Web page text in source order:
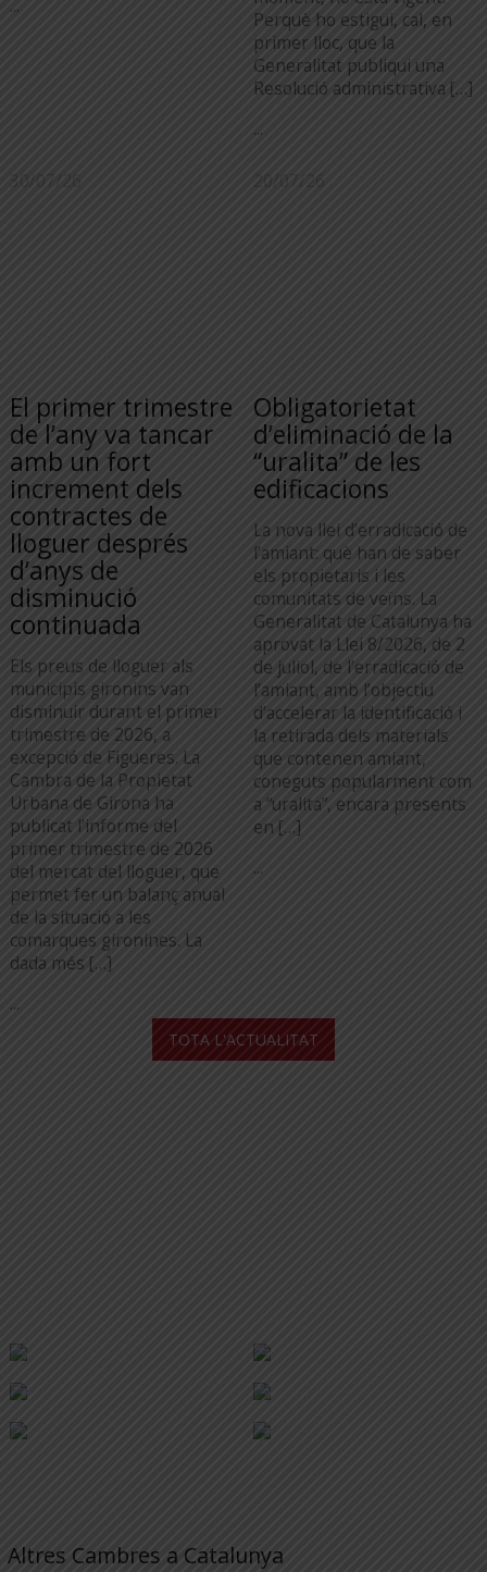
...
Perquè ho estigui, cal, en
primer lloc, que la
Generalitat publiqui una
Resolució administrativa […]
...
30/07/26
El primer trimestre
de l’any va tancar
amb un fort
increment dels
contractes de
lloguer després
d’anys de
disminució
continuada
Els preus de lloguer als
municipis gironins van
disminuir durant el primer
trimestre de 2026, a
excepció de Figueres. La
Cambra de la Propietat
Urbana de Girona ha
publicat l’informe del
primer trimestre de 2026
del mercat del lloguer, que
permet fer un balanç anual
de la situació a les
comarques gironines. La
dada més […]
...
20/07/26
Obligatorietat
d’eliminació de la
“uralita” de les
edificacions
La nova llei d’erradicació de
l’amiant: què han de saber
els propietaris i les
comunitats de veïns. La
Generalitat de Catalunya ha
aprovat la Llei 8/2026, de 2
de juliol, de l’erradicació de
l’amiant, amb l’objectiu
d’accelerar la identificació i
la retirada dels materials
que contenen amiant,
coneguts popularment com
a “uralita”, encara presents
en […]
...
TOTA L'ACTUALITAT
Altres Cambres a Catalunya